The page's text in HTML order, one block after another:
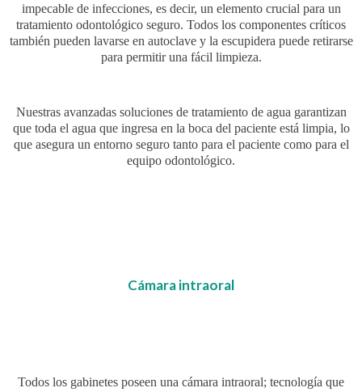
impecable de infecciones, es decir, un elemento crucial para un
tratamiento odontológico seguro. Todos los componentes críticos
también pueden lavarse en autoclave y la escupidera puede retirarse
para permitir una fácil limpieza.
Nuestras avanzadas soluciones de tratamiento de agua garantizan
que toda el agua que ingresa en la boca del paciente está limpia, lo
que asegura un entorno seguro tanto para el paciente como para el
equipo odontológico.
Cámara intraoral
Todos los gabinetes poseen una cámara intraoral; tecnología que